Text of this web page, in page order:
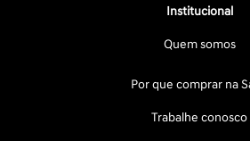
Institucional
Quem somos
Por que comprar na
Trabalhe conosco